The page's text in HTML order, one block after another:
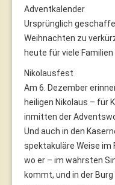
Adventkalender
Ursprünglich
Weihnachten zu
heute für viele Familien
Nikolausfest
Am 6. Dezember
heiligen Nikolaus – für
inmitten der
Und auch in den
spektakuläre Weise im
wo er – im wahrsten
kommt, und in der